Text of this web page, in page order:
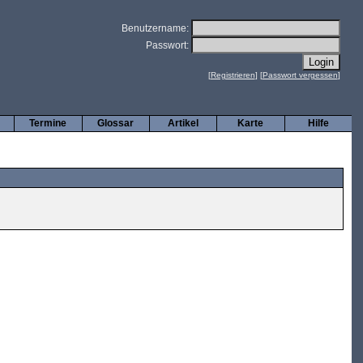
Benutzername:
Passwort:
[Registrieren] [Passwort vergessen]
Hilfe
Karte
Artikel
Glossar
Termine